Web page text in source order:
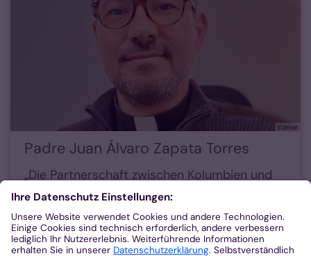
© privat
Padre Juan Álvaro Zapata Torres
„Die Partnerschaft zwischen Kolumbien und
Aachen ist eine intensive Verbindung...“
Mehr